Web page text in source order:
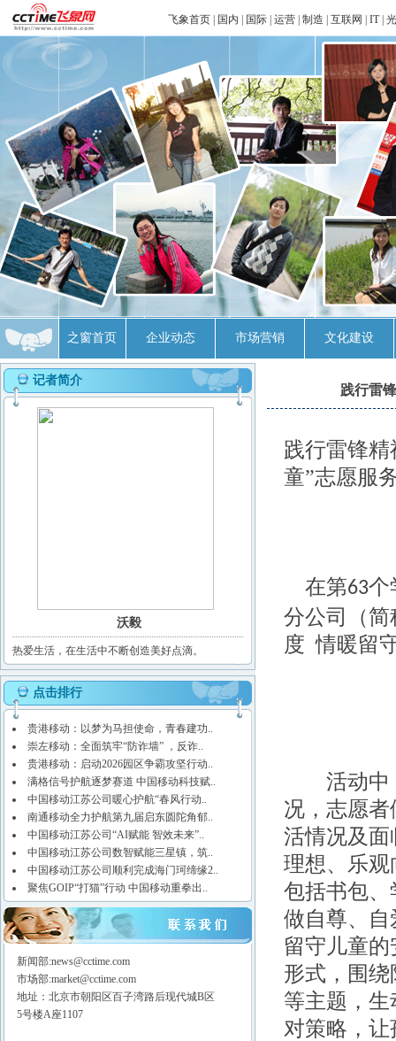
飞象首页 国内 国际 运营 制造 互联网 IT|
之窗首页 企业动态 市场营销 文化建设
记者简介
沃毅
热爱生活，在生活中不断创造美好点滴。
点击排行
贵港移动：以梦为马担使命，青春建功..
崇左移动：全面筑牢“防诈墙” ，反诈..
贵港移动：启动2026园区争霸攻坚行动..
满格信号护航逐梦赛道 中国移动科技赋..
中国移动江苏公司暖心护航“春风行动..
南通移动全力护航第九届启东圆陀角郁..
中国移动江苏公司“AI赋能 智效未来”..
中国移动江苏公司数智赋能三星镇，筑..
中国移动江苏公司顺利完成海门珂缔缘2..
聚焦GOIP“打猫”行动 中国移动重拳出..
新闻部:news@cctime.com
市场部:market@cctime.com
地址：北京市朝阳区百子湾路后现代城B区
5号楼A座1107
践行雷
践行雷锋
童”志愿服
在第63个
分公司（简
度 情暖留
活动中，
况，志愿
活情况及
理想、乐
包括书包
做自尊、
留守儿童
形式，围
等主题，
对策略，